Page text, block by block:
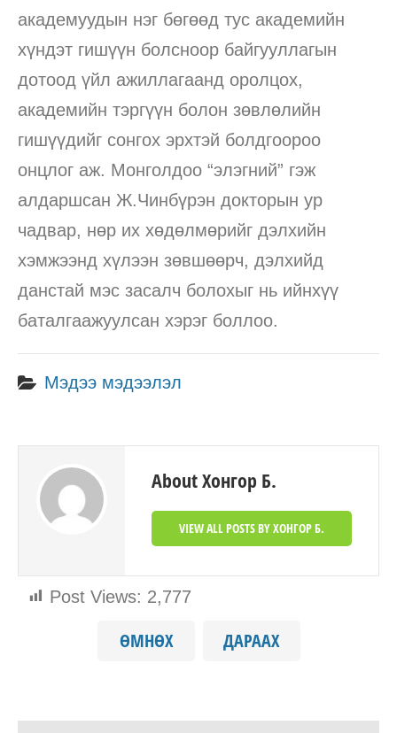
академуудын нэг бөгөөд тус академийн
хүндэт гишүүн болсноор байгууллагын
дотоод үйл ажиллагаанд оролцох,
академийн тэргүүн болон зөвлөлийн
гишүүдийг сонгох эрхтэй болдгоороо
онцлог аж. Монголдоо “элэгний” гэж
алдаршсан Ж.Чинбүрэн докторын ур
чадвар, нөр их хөдөлмөрийг дэлхийн
хэмжээнд хүлээн зөвшөөрч, дэлхийд
данстай мэс засалч болохыг нь ийнхүү
баталгаажуулсан хэрэг боллоо.
Post Views: 2,777
Мэдээ мэдээлэл
About Хонгор Б.
VIEW ALL POSTS BY ХОНГОР Б.
ӨМНӨХ ДАРААХ